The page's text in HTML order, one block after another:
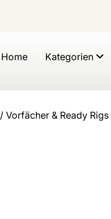
Home Kategorien
/ Vorfächer & Ready Rigs